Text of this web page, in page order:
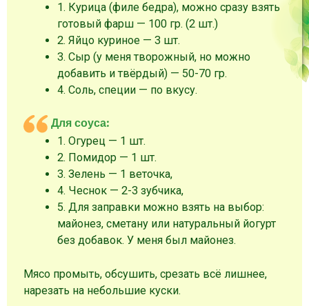
1. Курица (филе бедра), можно сразу взять
готовый фарш — 100 гр. (2 шт.)
2. Яйцо куриное — 3 шт.
3. Сыр (у меня творожный, но можно
добавить и твёрдый) — 50-70 гр.
4. Соль, специи — по вкусу.
Для соуса:
1. Огурец — 1 шт.
2. Помидор — 1 шт.
3. Зелень — 1 веточка,
4. Чеснок — 2-3 зубчика,
5. Для заправки можно взять на выбор:
майонез, сметану или натуральный йогурт
без добавок. У меня был майонез.
Мясо промыть, обсушить, срезать всё лишнее,
нарезать на небольшие куски.